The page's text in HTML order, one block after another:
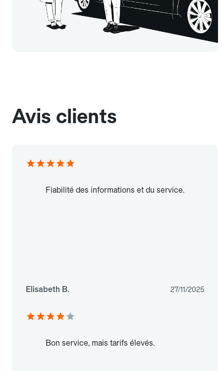
Avis clients
Fiabilité des informations et du service.
Elisabeth B. 27/11/2025
Bon service, mais tarifs élevés.